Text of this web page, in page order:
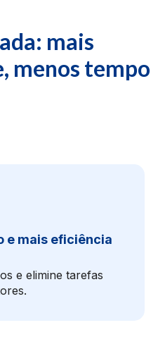
mais
menos tempo
e mais eficiência
e elimine tarefas